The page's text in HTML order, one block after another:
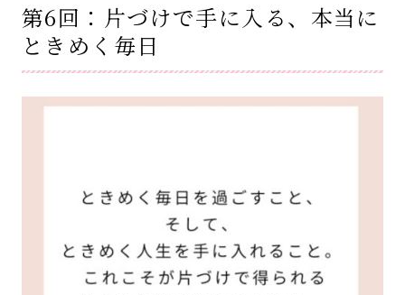
第6回：片づけで手に入る、本当に
ときめく毎日